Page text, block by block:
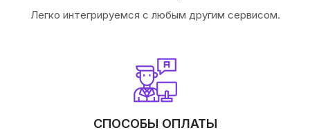
Легко интегрируемся с любым другим сервисом.
СПОСОБЫ ОПЛАТЫ